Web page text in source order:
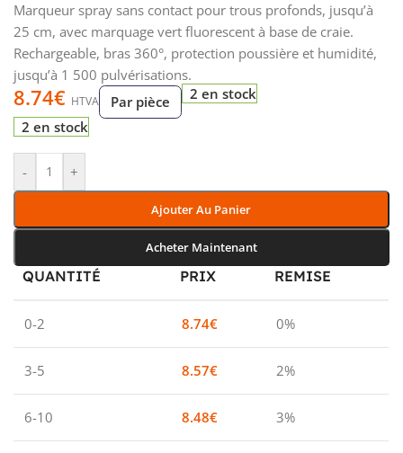
Marqueur spray sans contact pour trous profonds, jusqu’à
25 cm, avec marquage vert fluorescent à base de craie.
Rechargeable, bras 360°, protection poussière et humidité,
jusqu’à 1 500 pulvérisations.
8.74€ HTVA Par pièce
2 en stock
2 en stock
- +
Ajouter Au Panier
Acheter Maintenant
QUANTITÉ PRIX REMISE
0-2 8.74€ 0%
3-5 8.57€ 2%
6-10 8.48€ 3%